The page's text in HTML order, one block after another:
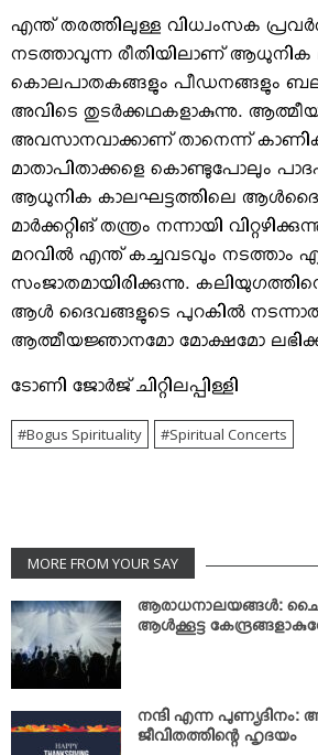
എന്ത് തരത്തിലുള്ള വിധ്വംസക
നടത്താവുന്ന രീതിയിലാണ്
കൊലപാതകങ്ങളും പീഡനങ്ങളും
അവിടെ തുടര്‍ക്കഥകളാകുന്നു.
അവസാനവാക്കാണ് താനെന്ന്
മാതാപിതാക്കളെ കൊണ്ടുപോലും
ആധുനിക കാലഘട്ടത്തിലെ
മാര്‍ക്കറ്റിങ് തന്ത്രം നന്നായി
മറവില്‍ എന്ത് കച്ചവടവും
സംജാതമായിരിക്കുന്നു.
ആള്‍ ദൈവങ്ങളുടെ പുറകില്‍
ആത്മീയജ്ഞാനമോ മോക്ഷമോ
ടോണി ജോര്‍ജ് ചിറ്റിലപ്പിള്ളി
Bogus Spirituality Spiritual Concerts
MORE FROM YOUR SAY
ആരാധനാലയങ്ങള്‍:
ആള്‍ക്കൂട്ട
നന്ദി എന്ന പുണ്യദിനം:
ജീവിതത്തിന്റെ ഹൃദയം